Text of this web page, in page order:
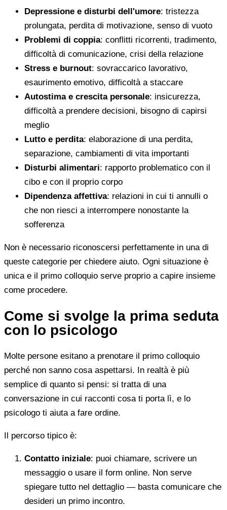
Depressione e disturbi dell'umore: tristezza
prolungata, perdita di motivazione, senso di vuoto
Problemi di coppia: conflitti ricorrenti, tradimento,
difficoltà di comunicazione, crisi della relazione
Stress e burnout: sovraccarico lavorativo,
esaurimento emotivo, difficoltà a staccare
Autostima e crescita personale: insicurezza,
difficoltà a prendere decisioni, bisogno di capirsi
meglio
Lutto e perdita: elaborazione di una perdita,
separazione, cambiamenti di vita importanti
Disturbi alimentari: rapporto problematico con il
cibo e con il proprio corpo
Dipendenza affettiva: relazioni in cui ti annulli o
che non riesci a interrompere nonostante la
sofferenza
Non è necessario riconoscersi perfettamente in una di
queste categorie per chiedere aiuto. Ogni situazione è
unica e il primo colloquio serve proprio a capire insieme
come procedere.
Come si svolge la prima seduta
con lo psicologo
Molte persone esitano a prenotare il primo colloquio
perché non sanno cosa aspettarsi. In realtà è più
semplice di quanto si pensi: si tratta di una
conversazione in cui racconti cosa ti porta lì, e lo
psicologo ti aiuta a fare ordine.
Il percorso tipico è:
Contatto iniziale: puoi chiamare, scrivere un
messaggio o usare il form online. Non serve
spiegare tutto nel dettaglio — basta comunicare che
desideri un primo incontro.